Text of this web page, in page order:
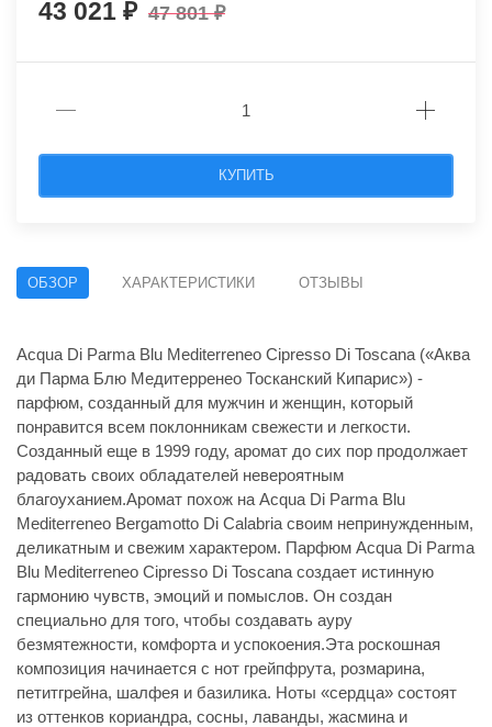
43 021 47 801
КУПИТЬ
ОБЗОР ХАРАКТЕРИСТИКИ ОТЗЫВЫ
Acqua Di Parma Blu Mediterreneo Cipresso Di Toscana («Аква
ди Парма Блю Медитерренео Тосканский Кипарис») -
парфюм, созданный для мужчин и женщин, который
понравится всем поклонникам свежести и легкости.
Созданный еще в 1999 году, аромат до сих пор продолжает
радовать своих обладателей невероятным
благоуханием.Аромат похож на Acqua Di Parma Blu
Mediterreneo Bergamotto Di Calabria своим непринужденным,
деликатным и свежим характером. Парфюм Acqua Di Parma
Blu Mediterreneo Cipresso Di Toscana создает истинную
гармонию чувств, эмоций и помыслов. Он создан
специально для того, чтобы создавать ауру
безмятежности, комфорта и успокоения.Эта роскошная
композиция начинается с нот грейпфрута, розмарина,
петитгрейна, шалфея и базилика. Ноты «сердца» состоят
из оттенков кориандра, сосны, лаванды, жасмина и